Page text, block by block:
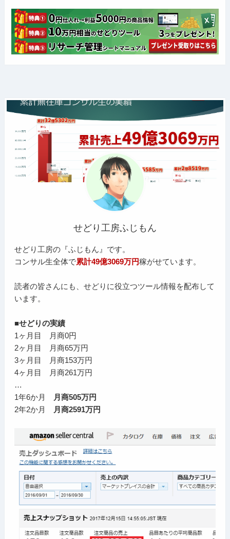
せどり工房ふじもん
せどり工房の『ふじもん』です。
コンサル生全体で累計49億3069万円稼がせています。
読者の皆さんにも、せどりに役立つツール情報を配布して
います。
■せどりの実績
1ヶ月目 月商0円
2ヶ月目 月商65万円
3ヶ月目 月商153万円
4ヶ月目 月商261万円
…
1年6か月
月商505万円
2年2か月
月商2591万円